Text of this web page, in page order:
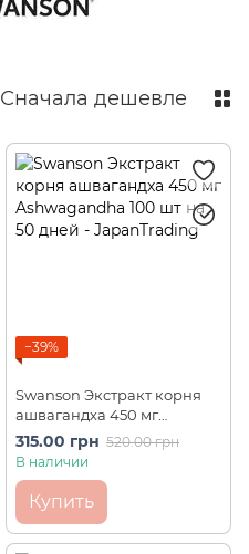
Сначала дешевле
−39%
Swanson Экстракт корня
ашвагандха 450 мг
Ashwagandha 100 шт на 50
дней
315.00 грн 520.00 грн
В наличии
Купить